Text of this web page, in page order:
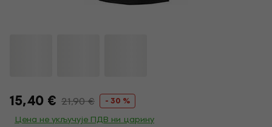
15,40 € 21,90 € - 30 %
Цена не укључује ПДВ ни царину